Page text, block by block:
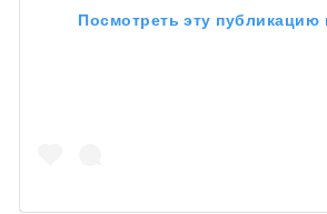
Посмотреть эту публикацию